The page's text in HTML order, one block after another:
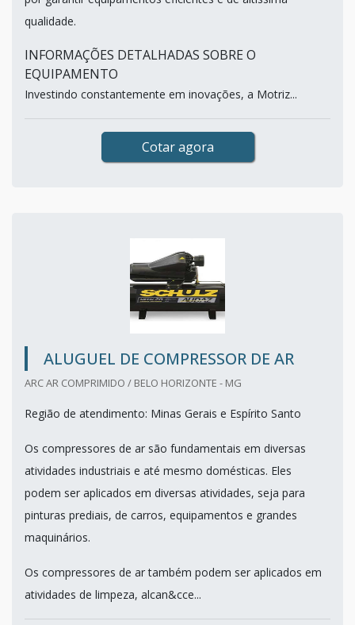
qualidade.
INFORMAÇÕES DETALHADAS SOBRE O
EQUIPAMENTO
Investindo constantemente em inovações, a Motriz...
Cotar agora
ALUGUEL DE COMPRESSOR DE AR
ARC AR COMPRIMIDO / BELO HORIZONTE - MG
Região de atendimento: Minas Gerais e Espírito Santo
Os compressores de ar são fundamentais em diversas
atividades industriais e até mesmo domésticas. Eles
podem ser aplicados em diversas atividades, seja para
pinturas prediais, de carros, equipamentos e grandes
maquinários.
Os compressores de ar também podem ser aplicados em
atividades de limpeza, alcan&cce...